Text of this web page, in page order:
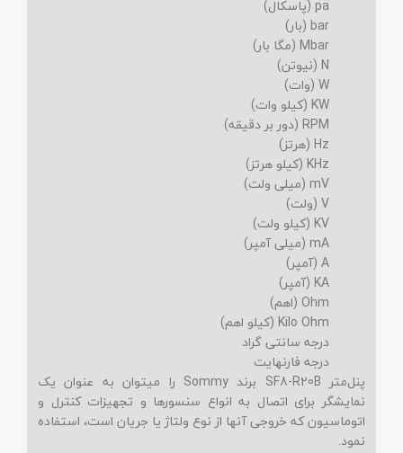
pa (پاسکال)
bar (بار)
Mbar (مگا بار)
N (نیوتن)
W (وات)
KW (کیلو وات)
RPM (دور بر دقیقه)
Hz (هرتز)
KHz (کیلو هرتز)
mV (میلی ولت)
V (ولت)
KV (کیلو ولت)
mA (میلی آمپر)
A (آمپر)
KA (آمپر)
Ohm (اهم)
Kilo Ohm (کیلو اهم)
درجه سانتی گراد
درجه فارنهایت
پنل‌متر SF8-R20B برند Sommy را میتوان به عنوان یک
نمایشگر برای اتصال به انواع سنسورها و تجهیزات کنترل و
اتوماسیون که خروجی آنها از نوع ولتاژ یا جریان است، استفاده
نمود.